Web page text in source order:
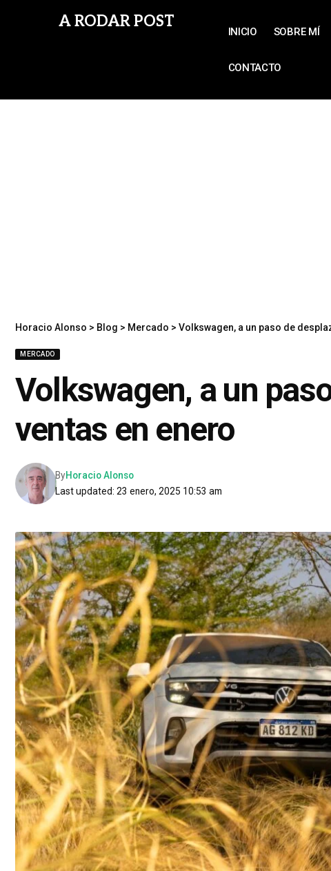
A RODAR POST
INICIO SOBRE MÍ
CONTACTO
Horacio Alonso > Blog > Mercado > Volkswagen, a un paso de
MERCADO
Volkswagen, a un
ventas en enero
Last updated: 23 enero, 2025 10:53 am
ByHoracio Alonso